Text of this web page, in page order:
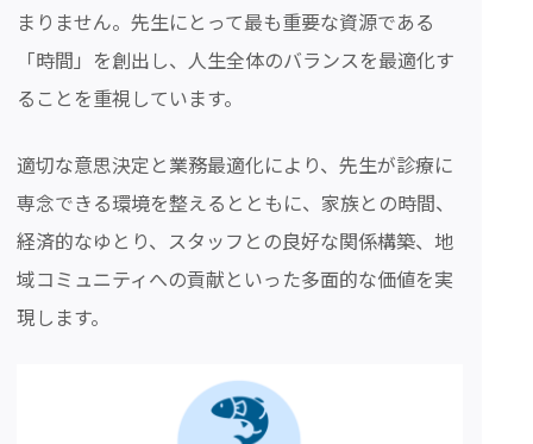
まりません。先生にとって最も重要な資源である
「時間」を創出し、人生全体のバランスを最適化す
ることを重視しています。
適切な意思決定と業務最適化により、先生が診療に
専念できる環境を整えるとともに、家族との時間、
経済的なゆとり、スタッフとの良好な関係構築、地
域コミュニティへの貢献といった多面的な価値を実
現します。